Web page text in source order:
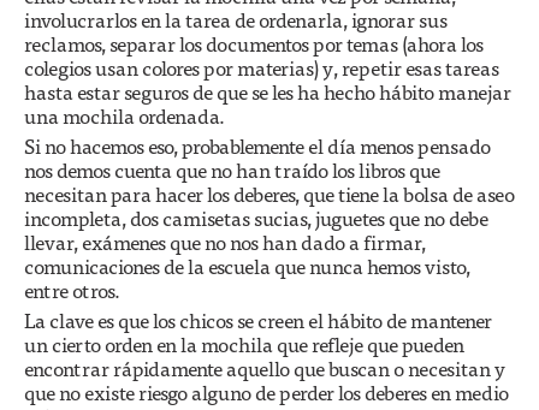
involucrarlos en la tarea de ordenarla, ignorar sus
reclamos, separar los documentos por temas (ahora los
colegios usan colores por materias) y, repetir esas tareas
hasta estar seguros de que se les ha hecho hábito manejar
una mochila ordenada.
Si no hacemos eso, probablemente el día menos pensado
nos demos cuenta que no han traído los libros que
necesitan para hacer los deberes, que tiene la bolsa de aseo
incompleta, dos camisetas sucias, juguetes que no debe
llevar, exámenes que no nos han dado a firmar,
comunicaciones de la escuela que nunca hemos visto,
entre otros.
La clave es que los chicos se creen el hábito de mantener
un cierto orden en la mochila que refleje que pueden
encontrar rápidamente aquello que buscan o necesitan y
que no existe riesgo alguno de perder los deberes en medio